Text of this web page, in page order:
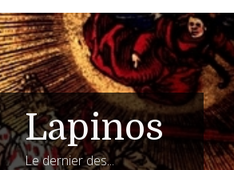
Lapinos
Le dernier des...